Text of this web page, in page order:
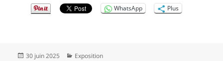
WhatsApp
Plus
Publié
30 juin 2025 Catégories
Exposition